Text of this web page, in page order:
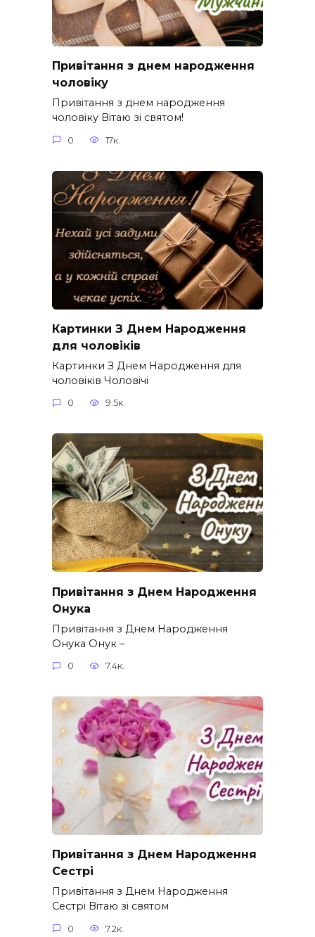
Привітання з днем народження
чоловіку
Привітання з днем народження
чоловіку Вітаю зі святом!
0 17к.
Картинки З Днем Народження
для чоловіків​
Картинки З Днем Народження для
чоловіків​ Чоловічі
0 9.5к.
Привітання з Днем Народження
Онука
Привітання з Днем Народження
Онука Онук –
0 7.4к.
Привітання з Днем Народження
Сестрі
Привітання з Днем Народження
Сестрі Вітаю зі святом
0 7.2к.